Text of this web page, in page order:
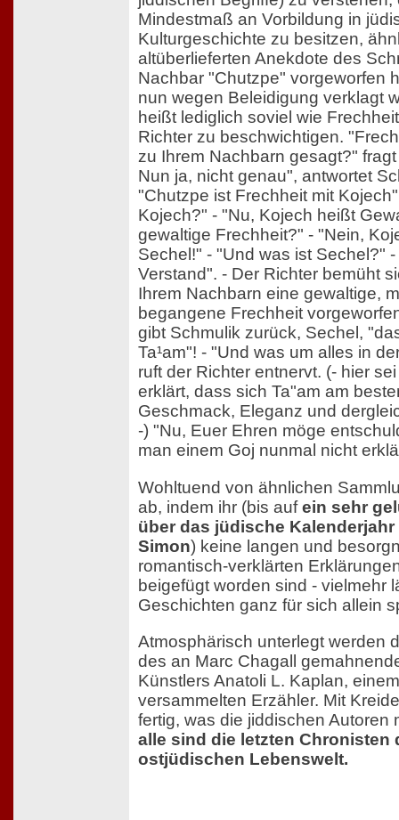
Mindestmaß an Vorbildung in
Kulturgeschichte zu besitzen,
altüberlieferten Anekdote des
Nachbar "Chutzpe" vorgeworfen
nun wegen Beleidigung verklagt
heißt lediglich soviel wie
Richter zu beschwichtigen.
zu Ihrem Nachbarn gesagt?"
Nun ja, nicht genau", antwortet
"Chutzpe ist Frechheit mit
Kojech?" - "Nu, Kojech heißt
gewaltige Frechheit?" - "Nein,
Sechel!" - "Und was ist Sechel?"
Verstand". - Der Richter bemüht
Ihrem Nachbarn eine gewaltige,
begangene Frechheit
gibt Schmulik zurück, Sechel,
Ta¹am"! - "Und was um alles in
ruft der Richter entnervt. (- hier
erklärt, dass sich Ta"am am
Geschmack, Eleganz und
-) "Nu, Euer Ehren möge
man einem Goj nunmal nicht
Wohltuend von ähnlichen
ab, indem ihr (bis aufein sehr
über das jüdische
Simon) keine langen und
romantisch-verklärten
beigefügt worden sind - vielmehr
Geschichten ganz für sich allein
Atmosphärisch unterlegt werden
des an Marc Chagall
Künstlers Anatoli L. Kaplan,
versammelten Erzähler. Mit
fertig, was die jiddischen Autoren
alle sind die letzten Chronisten
ostjüdischen Lebenswelt.